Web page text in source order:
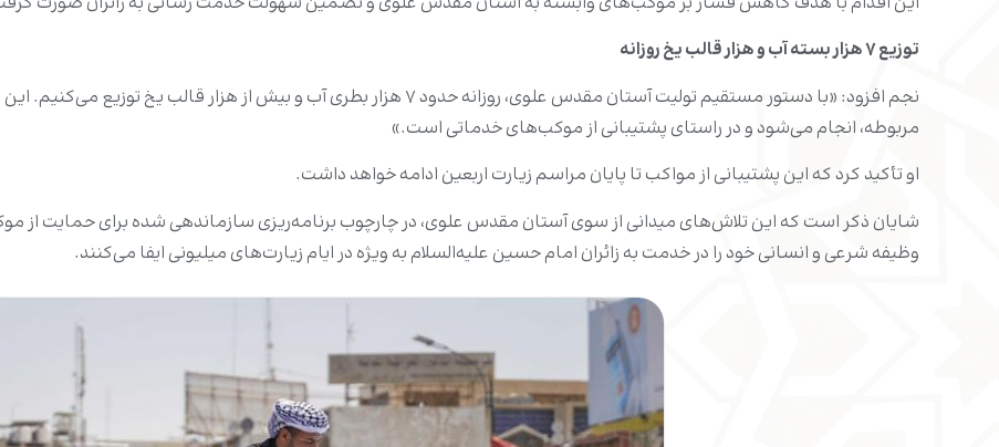
توزیع ۷ هزار بسته آب و هزار قالب یخ روزانه
نجم افزود: «با دستور مستقیم تولیت آستان مقدس علوی، روزانه حدود ۷ هزار بطری آب و
مربوطه، انجام می‌شود و در راستای پشتیبانی از موکب‌های خدماتی است.»
او تأکید کرد که این پشتیبانی از مواکب تا پایان مراسم زیارت اربعین ادامه خواهد داشت.
شایان ذکر است که این تلاش‌های میدانی از سوی آستان مقدس علوی، در چارچوب برنامه‌ریزی سازماندهی شده برای حمایت
وظیفه شرعی و انسانی خود را در خدمت به زائران امام حسین علیه‌السلام به‌ ویژه در ایام زیارت‌های میلیونی ایفا می‌کنند.